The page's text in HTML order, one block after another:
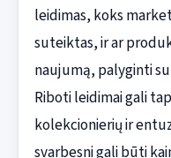
leidimas, koks
suteiktas, ir ar
naujumą, palyginti
Riboti leidimai gali
kolekcionierių ir
svarbesni gali būti